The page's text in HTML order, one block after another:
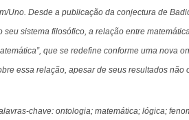
Uno. Desde a publicação da conjectura de
seu sistema filosófico, a relação entre
que se redefine conforme uma nova
essa relação, apesar de seus resultados
chave: ontologia; matemática; lógica;